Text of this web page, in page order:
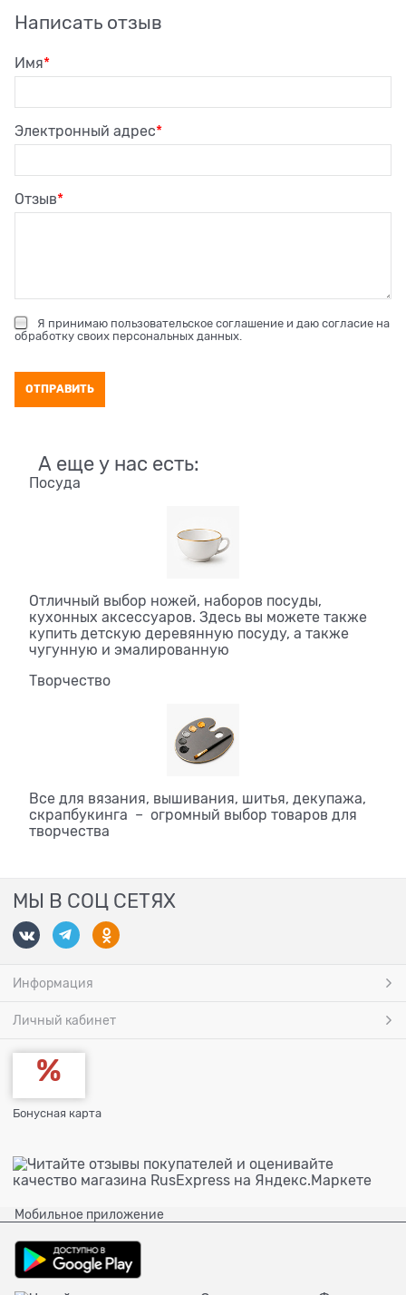
Написать отзыв
Имя
Электронный адрес
Отзыв
Я принимаю пользовательское соглашение и даю согласие на
обработку своих персональных данных
А еще у нас есть:
Посуда
Отличный выбор ножей, наборов посуды,
кухонных аксессуаров. Здесь вы можете также
купить детскую деревянную посуду, а также
чугунную и эмалированную
Творчество
Все для вязания, вышивания, шитья, декупажа,
скрапбукинга – огромный выбор товаров для
творчества
МЫ В СОЦ СЕТЯХ
Информация
Личный кабинет
Бонусная карта
Мобильное приложение